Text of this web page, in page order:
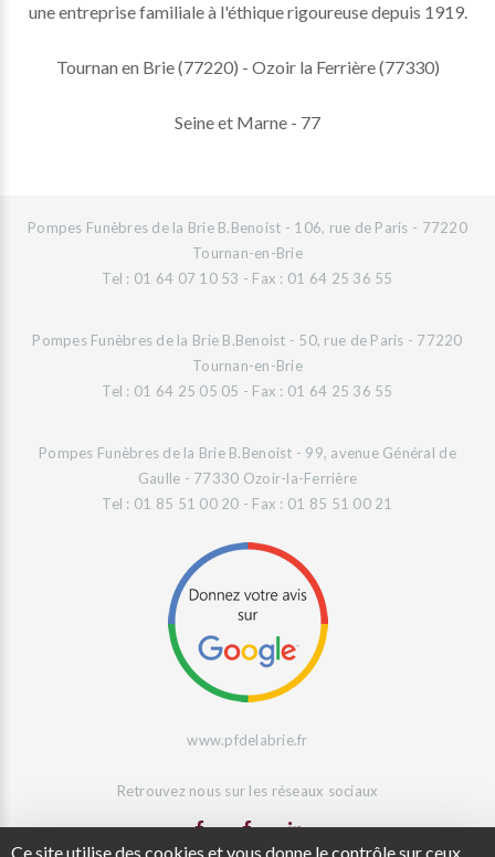
Ce site utilise des cookies et vous donne le contrôle sur ceux
une entreprise familiale à l'éthique rigoureuse depuis 1919.
Tournan en Brie (77220) - Ozoir la Ferrière (77330)
Seine et Marne - 77
Pompes Funèbres de la Brie B.Benoist - 106, rue de Paris - 77220
Tournan-en-Brie
Tel : 01 64 07 10 53 - Fax : 01 64 25 36 55
Pompes Funèbres de la Brie B.Benoist - 50, rue de Paris - 77220
Tournan-en-Brie
Tel : 01 64 25 05 05 - Fax : 01 64 25 36 55
Pompes Funèbres de la Brie B.Benoist - 99, avenue Général de
Gaulle - 77330 Ozoir-la-Ferrière
Tel : 01 85 51 00 20 - Fax : 01 85 51 00 21
www.pfdelabrie.fr
Retrouvez nous sur les réseaux sociaux